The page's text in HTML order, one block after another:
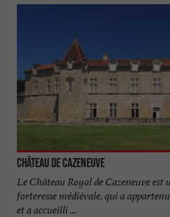
Château de Cazeneuve
Le Château Royal de Cazeneuve est
forteresse médiévale, qui a
et a accueilli ...